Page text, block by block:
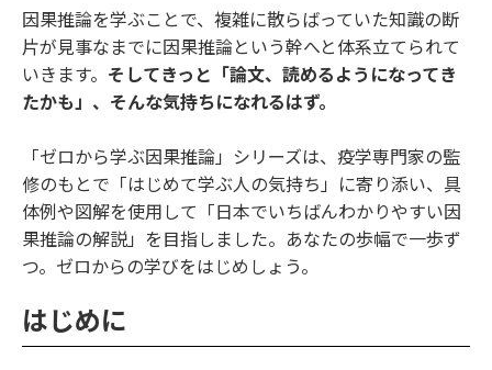
因果推論を学ぶことで、複雑に散らばっていた知識の断
片が見事なまでに因果推論という幹へと体系立てられて
いきます。 そしてきっと「論文、読めるようになってき
たかも」、そんな気持ちになれるはず。
「ゼロから学ぶ因果推論」シリーズは、疫学専門家の監
修のもとで「はじめて学ぶ人の気持ち」に寄り添い、具
体例や図解を使用して「日本でいちばんわかりやすい因
果推論の解説」を目指しました。あなたの歩幅で一歩ず
つ。ゼロからの学びをはじめしょう。
はじめに